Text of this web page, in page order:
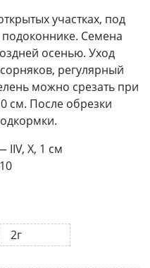
участках, под
Семена
осенью. Уход
регулярный
можно срезать при
см. После обрезки
IIV, X, 1 см
2г